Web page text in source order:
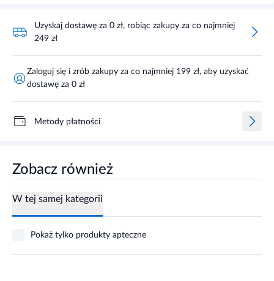
Uzyskaj dostawę za 0 zł, robiąc zakupy za co najmniej
249 zł
Zaloguj się i zrób zakupy za co najmniej 199 zł, aby uzyskać
dostawę za 0 zł
Metody płatności
Zobacz również
W tej samej kategorii
Pokaż tylko produkty apteczne